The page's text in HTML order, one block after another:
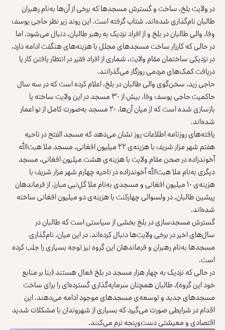
در ولایت بلخ، ساخت و گسترش مسجدها که برخی از آن‌ها به‌نام رهبران
طالبان نام‌‌گذاری شده‌اند، شتاب گرفته است. این روند زیر نظر حاجی یوسف
وفا، والی طالبان در بلخ و از افراد نزدیک به رهبر طالبان، دنبال می‌شود. اما
در حالی که کارزار ساخت مسجدهای مجلل با هزینه‌های هنگفت ادامه دارد،
در نزدیکی ساختمان مقام ولایت، شماری از افراد فقیر در انتظار یافتن کار یا
دریافت کمک‌های مردمی روزگار می‌گذرانند.
حاجی زید، سخن‌گوی والی طالبان در بلخ، اعلام کرده است که در سه سال
حاکمیت حاجی یوسف وفا، بیش از ۳۰ مسجد در این ولایت ساخته یا
بازسازی شده است که از میان آن‌ها، ۲۰ مسجد به‌‌صورت کامل از نو اعمار
شده‌اند.
یافته‌های روزنامه اطلاعات روز نشان می‌دهد که مسجد الفتح در ناحیه
هفتم شهر مزار شریف با هزینه‌ی ۲۲ میلیون افغانی، مسجد ملا هبت‌الله
آخوندزاده در صحن مقام ولایت با هزینه‌ی هشت میلیون افغانی، مسجد
دیگری به‌نام ملا هبت‌الله آخوندزاده در ناحیه چهارم شهر مزار شریف با
هزینه‌ی ۱۰ میلیون افغانی و مسجدی به‌نام ملا گل‌نبی مبارز، از فرماندهان
پیشین طالبان، در ولسوالی چهارکنت با هزینه‌ی دو میلیون افغانی ساخته
شده‌اند.
گسترش مسجدسازی در بلخ بخشی از سیاستی است که طالبان در
سال‌های اخیر در برخی ولایت‌ها دنبال کرده‌اند. در این میان، نام‌‌گذاری
مسجدها به‌نام رهبران و فرماندهان این گروه نیز توجه بسیاری را جلب کرده
است.
در حالی که نزدیک به چهار هزار مسجد در بلخ فعال هستند (بنا بر منابع
خود این گروه)، طالبان همچنان سرمایه‌‌گذاری گسترده‌ای را برای ساخت
مسجدهای جدید و توسعه‌ی مسجدهای موجود ادامه می‌دهند. این
اقدام در شرایطی صورت می‌گیرد که بسیاری از شهروندان با مشکلات شدید
اقتصادی و معیشتی دست‌وپنجه نرم می‌کنند.